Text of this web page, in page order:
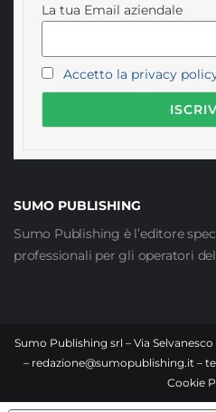
La tua Email aziendale
Accetto la privacy
SUMO PUBLISHING
Sumo Publishing è l’editore
professionali per gli operatori
Sumo Publishing srl – Via
– redazione@sumopublishing.it –
Cookie